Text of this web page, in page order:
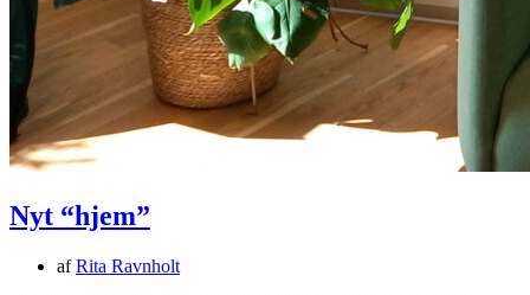
Nyt “hjem”
afRita Ravnholt